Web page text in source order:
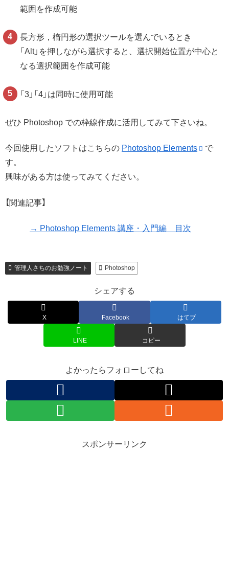
範囲を作成可能
長方形，楕円形の選択ツールを選んでいるとき
「Alt」を押しながら選択すると、選択開始位置が中心と
なる選択範囲を作成可能
「3」「4」は同時に使用可能
ぜひ Photoshop での枠線作成に活用してみて下さいね。
今回使用したソフトはこちらの Photoshop Elements
で
す。
興味がある方は使ってみてください。
【関連記事】
→ Photoshop Elements 講座・入門編 目次
管理人さちのお勉強ノート Photoshop
シェアする
X Facebook はてブ
LINE コピー
よかったらフォローしてね
スポンサーリンク